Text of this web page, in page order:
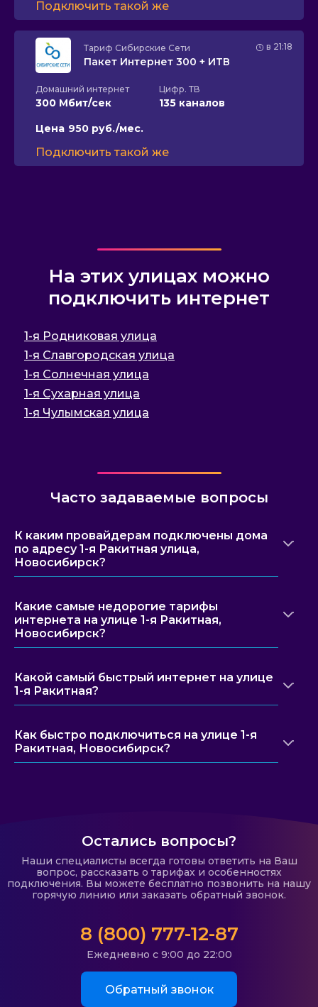
Подключить такой же
в 21:18
Тариф Сибирские Сети
Пакет Интернет 300 + ИТВ
Домашний интернет
300 Мбит/сек
Цифр. ТВ
135 каналов
Цена 950 руб./мес.
Подключить такой же
На этих улицах можно
подключить интернет
1-я Родниковая улица
1-я Славгородская улица
1-я Солнечная улица
1-я Сухарная улица
1-я Чулымская улица
Часто задаваемые вопросы
К каким провайдерам подключены дома
по адресу 1-я Ракитная улица,
Новосибирск?
Какие самые недорогие тарифы
интернета на улице 1-я Ракитная,
Новосибирск?
Какой самый быстрый интернет на улице
1-я Ракитная?
Как быстро подключиться на улице 1-я
Ракитная, Новосибирск?
Остались вопросы?
Наши специалисты всегда готовы ответить на Ваш
вопрос, рассказать о тарифах и особенностях
подключения. Вы можете бесплатно позвонить на нашу
горячую линию или заказать обратный звонок.
8 (800) 777-12-87
Ежедневно с 9:00 до 22:00
Обратный звонок